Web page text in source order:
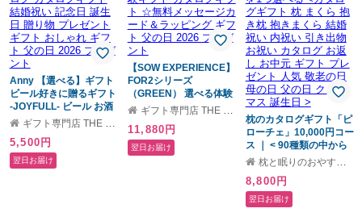
Anny 【選べる】ギフト
ビール好きに贈るギフト
-JOYFULL- ビール お酒
お返し カタログ カタロ
日 誕生日 贈り物 プレゼ
ント ギフト おしゃれ ギ
フト 父の日 2026 プレゼ
ギフト専門店 THE WOW
5,500円
翌日お届け
【SOW EXPERIENCE】
FOR2シリーズ
（GREEN） 選べる体験
ギフト カタログギフト
＆ラッピング ギフト 父
の日 2026 プレゼント
ギフト専門店 THE WOW
11,880円
翌日お届け
枕のカタログギフト「ピ
ローチェ」10,000円コー
ス ｜ < 90種類の中から
好きな「枕」を1つ選べ
まくら 抱き枕 抱きまく
ら 結婚祝い 内祝い 引き
出物 お祝い カタログ お
枕と眠りのおやすみショップ！
8,800円
翌日お届け